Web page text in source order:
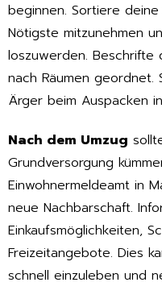
beginnen. Sortiere
Nötigste mitzunehmen
loszuwerden.
nach Räumen
Ärger beim Auspacken
Nach dem Umzug
Grundversorgung
Einwohnermeldeamt in
neue Nachbarschaft.
Einkaufsmöglichkeiten,
Freizeitangebote. Dies
schnell einzuleben und